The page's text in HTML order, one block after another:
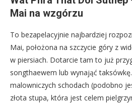
Mai na wzgórzu
To bezapelacyjnie najbardziej
Mai, położona na szczycie góry z
w piersiach. Dotarcie tam to już
songthaewem lub wynająć
malowniczych schodach (podobno
złota stupa, która jest celem